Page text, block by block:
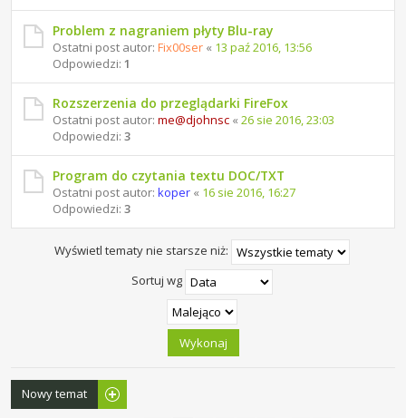
Problem z nagraniem płyty Blu-ray
Ostatni post autor: Fix00ser « 13 paź 2016, 13:56
Odpowiedzi: 1
Rozszerzenia do przeglądarki FireFox
Ostatni post autor: me@djohnsc « 26 sie 2016, 23:03
Odpowiedzi: 3
Program do czytania textu DOC/TXT
Ostatni post autor: koper « 16 sie 2016, 16:27
Odpowiedzi: 3
Wyświetl tematy nie starsze niż:
Sortuj wg
Nowy temat